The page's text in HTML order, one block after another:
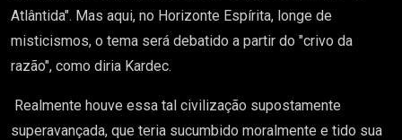
Atlântida". Mas aqui, no Horizonte Espírita, longe de
misticismos, o tema será debatido a partir do "crivo da
razão", como diria Kardec.
Realmente houve essa tal civilização supostamente
superavançada, que teria sucumbido moralmente e tido sua